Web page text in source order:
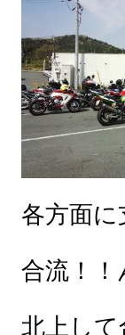
各方面
合流！！
北上し